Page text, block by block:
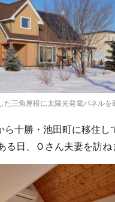
た三角屋根に太陽光発電パネルを
ら十勝・池田町に移住し
日、Ｏさん夫妻を訪ね